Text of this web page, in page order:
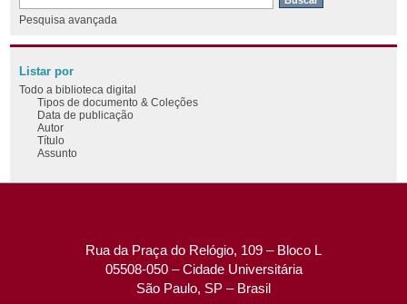
Pesquisa avançada
Listar por
Todo a biblioteca digital
Tipos de documento & Coleções
Data de publicação
Autor
Título
Assunto
Rua da Praça do Relógio, 109 – Bloco L
05508-050 – Cidade Universitária
São Paulo, SP – Brasil